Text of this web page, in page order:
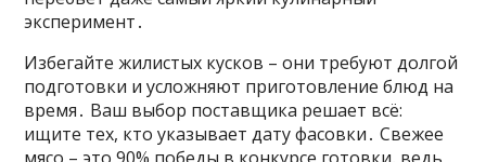
эксперимент․
Избегайте жилистых кусков – они требуют долгой
подготовки и усложняют приготовление блюд на
время․ Ваш выбор поставщика решает всё:
ищите тех, кто указывает дату фасовки․ Свежее